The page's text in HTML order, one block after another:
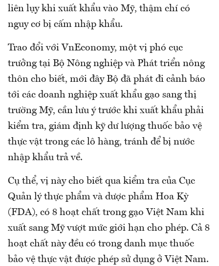
liên lụy khi xuất khẩu vào Mỹ, thậm chí có
nguy cơ bị cấm nhập khẩu.
Trao đổi với VnEconomy, một vị phó cục
trưởng tại Bộ Nông nghiệp và Phát triển nông
thôn cho biết, mới đây Bộ đã phát đi cảnh báo
tới các doanh nghiệp xuất khẩu gạo sang thị
trường Mỹ, cần lưu ý trước khi xuất khẩu phải
kiểm tra, giám định kỹ dư lượng thuốc bảo vệ
thực vật trong các lô hàng, tránh để bị nước
nhập khẩu trả về.
Cụ thể, vị này cho biết qua kiểm tra của Cục
Quản lý thực phẩm và dược phẩm Hoa Kỳ
(FDA), có 8 hoạt chất trong gạo Việt Nam khi
xuất sang Mỹ vượt mức giới hạn cho phép. Cả 8
hoạt chất này đều có trong danh mục thuốc
bảo vệ thực vật được phép sử dụng ở Việt Nam.